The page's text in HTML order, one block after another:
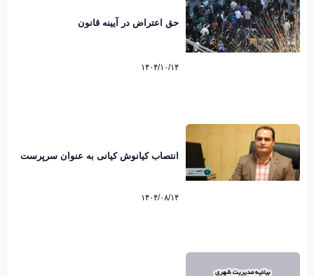
حق اعتراض در آیینه قانون
۱۴۰۴/۱۰/۱۴
انتصاب کیانوش کیانی به عنوان سرپرست
۱۴۰۴/۰۸/۱۴